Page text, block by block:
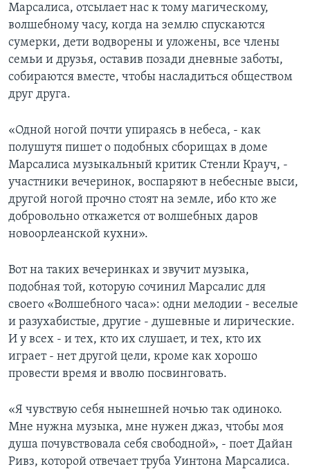
Марсалиса, отсылает нас к тому магическому,
волшебному часу, когда на землю спускаются
сумерки, дети водворены и уложены, все члены
семьи и друзья, оставив позади дневные заботы,
собираются вместе, чтобы насладиться обществом
друг друга.
«Одной ногой почти упираясь в небеса, - как
полушутя пишет о подобных сборищах в доме
Марсалиса музыкальный критик Стенли Крауч, -
участники вечеринок, воспаряют в небесные выси,
другой ногой прочно стоят на земле, ибо кто же
добровольно откажется от волшебных даров
новоорлеанской кухни».
Вот на таких вечеринках и звучит музыка,
подобная той, которую сочинил Марсалис для
своего «Волшебного часа»: одни мелодии - веселые
и разухабистые, другие - душевные и лирические.
И у всех - и тех, кто их слушает, и тех, кто их
играет - нет другой цели, кроме как хорошо
провести время и вволю посвинговать.
«Я чувствую себя нынешней ночью так одиноко.
Мне нужна музыка, мне нужен джаз, чтобы моя
душа почувствовала себя свободной», - поет Дайан
Ривз, которой отвечает труба Уинтона Марсалиса.